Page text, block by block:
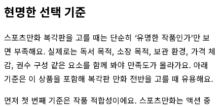
현명한 선택 기준
스포츠만화 복각판을 고를 때는 단순히 ‘유명한 작품인가’만 보
면 부족해요. 실제로는 독서 목적, 소장 목적, 보관 환경, 가격 체
감, 권수 구성 같은 요소를 함께 봐야 만족도가 올라가요. 아래
기준은 이 상품을 포함해 복각판 만화 전반을 고를 때 유용해요.
먼저 첫 번째 기준은 작품 적합성이에요. 스포츠만화는 액션 중